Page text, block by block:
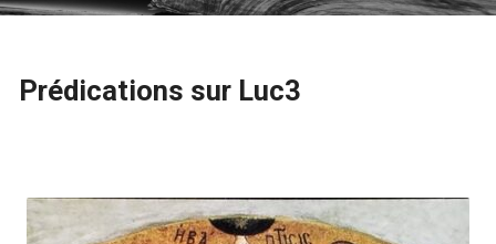
Prédications sur Luc3